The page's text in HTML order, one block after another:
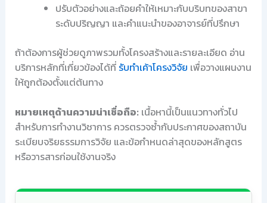
ปรับตัวอย่างและถ้อยคำให้เหมาะกับบริบทของสาขา
ระดับปริญญา และคำแนะนำของอาจารย์ที่ปรึกษา
ถ้าต้องการผู้ช่วยดูภาพรวมทั้งโครงสร้างและรายละเอียด อ่าน
บริการหลักที่เกี่ยวข้องได้ที่ รับทำเค้าโครงวิจัย เพื่อวางแผนงาน
ให้ถูกต้องตั้งแต่ต้นทาง
หมายเหตุด้านความน่าเชื่อถือ: เนื้อหานี้เป็นแนวทางทั่วไป
สำหรับการทำงานวิชาการ ควรตรวจซ้ำกับประกาศของสถาบัน
ระเบียบจริยธรรมการวิจัย และข้อกำหนดล่าสุดของหลักสูตร
หรือวารสารก่อนใช้งานจริง